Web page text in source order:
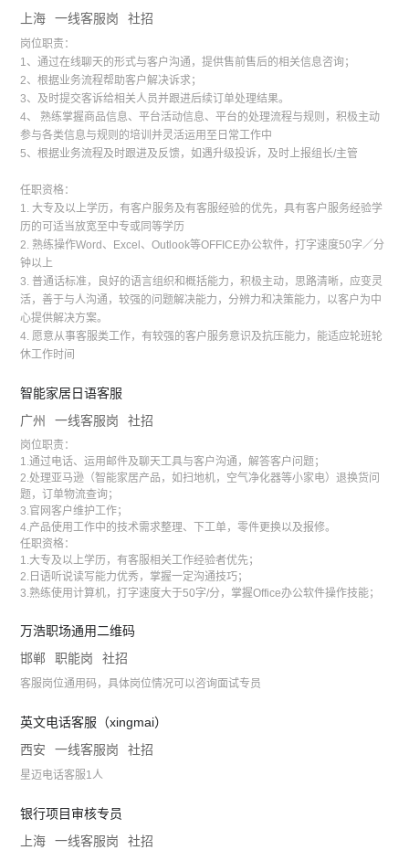
上海 一线客服岗 社招
岗位职责：
1、通过在线聊天的形式与客户沟通，提供售前售后的相关信息咨询；
2、根据业务流程帮助客户解决诉求；
3、及时提交客诉给相关人员并跟进后续订单处理结果。
4、 熟练掌握商品信息、平台活动信息、平台的处理流程与规则，积极主动
参与各类信息与规则的培训并灵活运用至日常工作中
5、根据业务流程及时跟进及反馈，如遇升级投诉，及时上报组长/主管
任职资格：
1. 大专及以上学历，有客户服务及有客服经验的优先，具有客户服务经验学
历的可适当放宽至中专或同等学历
2. 熟练操作Word、Excel、Outlook等OFFICE办公软件，打字速度50字／分
钟以上
3. 普通话标准，良好的语言组织和概括能力，积极主动，思路清晰，应变灵
活，善于与人沟通，较强的问题解决能力，分辨力和决策能力，以客户为中
心提供解决方案。
4. 愿意从事客服类工作，有较强的客户服务意识及抗压能力，能适应轮班轮
休工作时间
智能家居日语客服
广州
一线客服岗 社招
岗位职责：
1.通过电话、运用邮件及聊天工具与客户沟通，解答客户问题；
2.处理亚马逊（智能家居产品，如扫地机，空气净化器等小家电）退换货问
题，订单物流查询；
3.官网客户维护工作；
4.产品使用工作中的技术需求整理、下工单，零件更换以及报修。
任职资格：
1.大专及以上学历，有客服相关工作经验者优先；
2.日语听说读写能力优秀，掌握一定沟通技巧；
3.熟练使用计算机，打字速度大于50字/分，掌握Office办公软件操作技能；
万浩职场通用二维码
邯郸
职能岗 社招
客服岗位通用码，具体岗位情况可以咨询面试专员
英文电话客服（xingmai）
西安
一线客服岗 社招
星迈电话客服1人
银行项目审核专员
上海
一线客服岗 社招